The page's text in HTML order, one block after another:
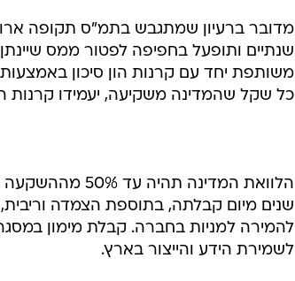
מדובר ברעיון שמתגבש בתמ"ס תקופה
שנתיים ותופעל בחפיפה לפטור ממס
כל שקל שהמדינה משקיעה, יעמידו קרנות
הלוואת
שנים מיום קבלתה, בתוספת הצמדה
להמירה למניות בחברה. קבלת מימון
לשמירת הידע והייצור בארץ.